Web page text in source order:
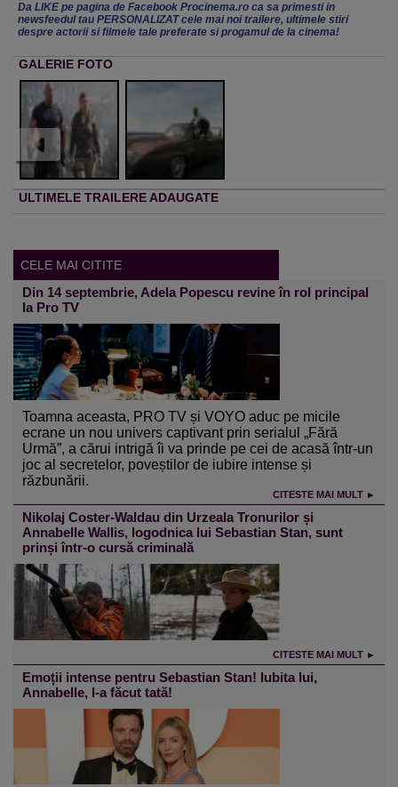
Da LIKE pe pagina de Facebook Procinema.ro ca sa primesti in
newsfeedul tau PERSONALIZAT cele mai noi trailere, ultimele stiri
despre actorii si filmele tale preferate si progamul de la cinema!
GALERIE FOTO
ULTIMELE TRAILERE ADAUGATE
CELE MAI CITITE
Din 14 septembrie, Adela Popescu revine în rol principal
la Pro TV
Toamna aceasta, PRO TV și VOYO aduc pe micile
ecrane un nou univers captivant prin serialul „Fără
Urmă”, a cărui intrigă îi va prinde pe cei de acasă într-un
joc al secretelor, poveștilor de iubire intense și
răzbunării.
CITESTE MAI MULT ►
Nikolaj Coster-Waldau din Urzeala Tronurilor și
Annabelle Wallis, logodnica lui Sebastian Stan, sunt
prinși într-o cursă criminală
CITESTE MAI MULT ►
Emoții intense pentru Sebastian Stan! Iubita lui,
Annabelle, l-a făcut tată!